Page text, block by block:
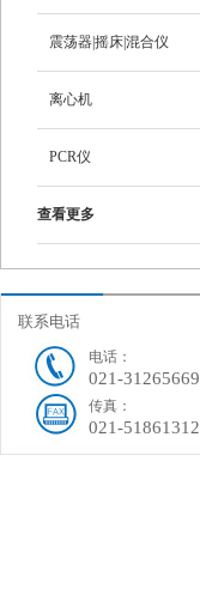
震荡器|摇床|混合仪
离心机
PCR仪
查看更多
联系电话
电话：
021-31265669
传真：
021-51861312